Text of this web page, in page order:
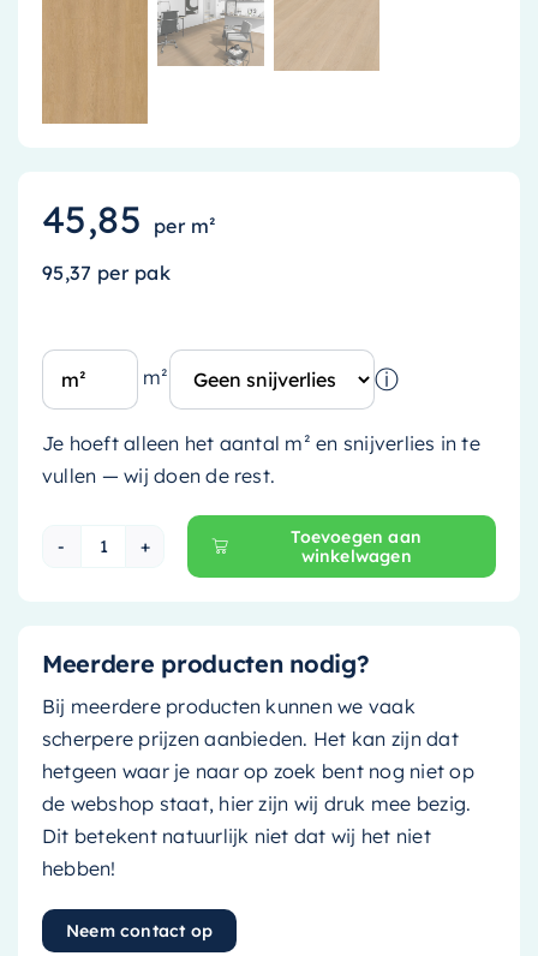
45,85
per m²
95,37 per pak
m² ⓘ
Je hoeft alleen het aantal m² en snijverlies in te
vullen — wij doen de rest.
Belakos Monastro 930 Rigid Click PVC - 2.08
Toevoegen aan
winkelwagen
Meerdere producten nodig?
Bij meerdere producten kunnen we vaak
scherpere prijzen aanbieden. Het kan zijn dat
hetgeen waar je naar op zoek bent nog niet op
de webshop staat, hier zijn wij druk mee bezig.
Dit betekent natuurlijk niet dat wij het niet
hebben!
Neem contact op